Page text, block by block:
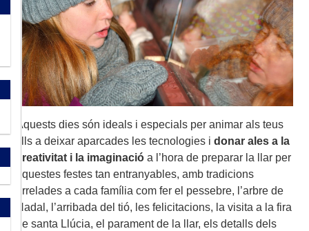
Aquests dies són ideals i especials per animar als teus
fills a deixar aparcades les tecnologies i donar ales a la
creativitat i la imaginació a l’hora de preparar la llar per
aquestes festes tan entranyables, amb tradicions
arrelades a cada família com fer el pessebre, l’arbre de
Nadal, l’arribada del tió, les felicitacions, la visita a la fira
de santa Llúcia, el parament de la llar, els detalls dels